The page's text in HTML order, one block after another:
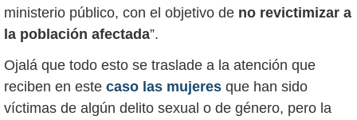
ministerio público, con el objetivo de no revictimizar a
la población afectada”.
Ojalá que todo esto se traslade a la atención que
reciben en este caso las mujeres que han sido
víctimas de algún delito sexual o de género, pero la